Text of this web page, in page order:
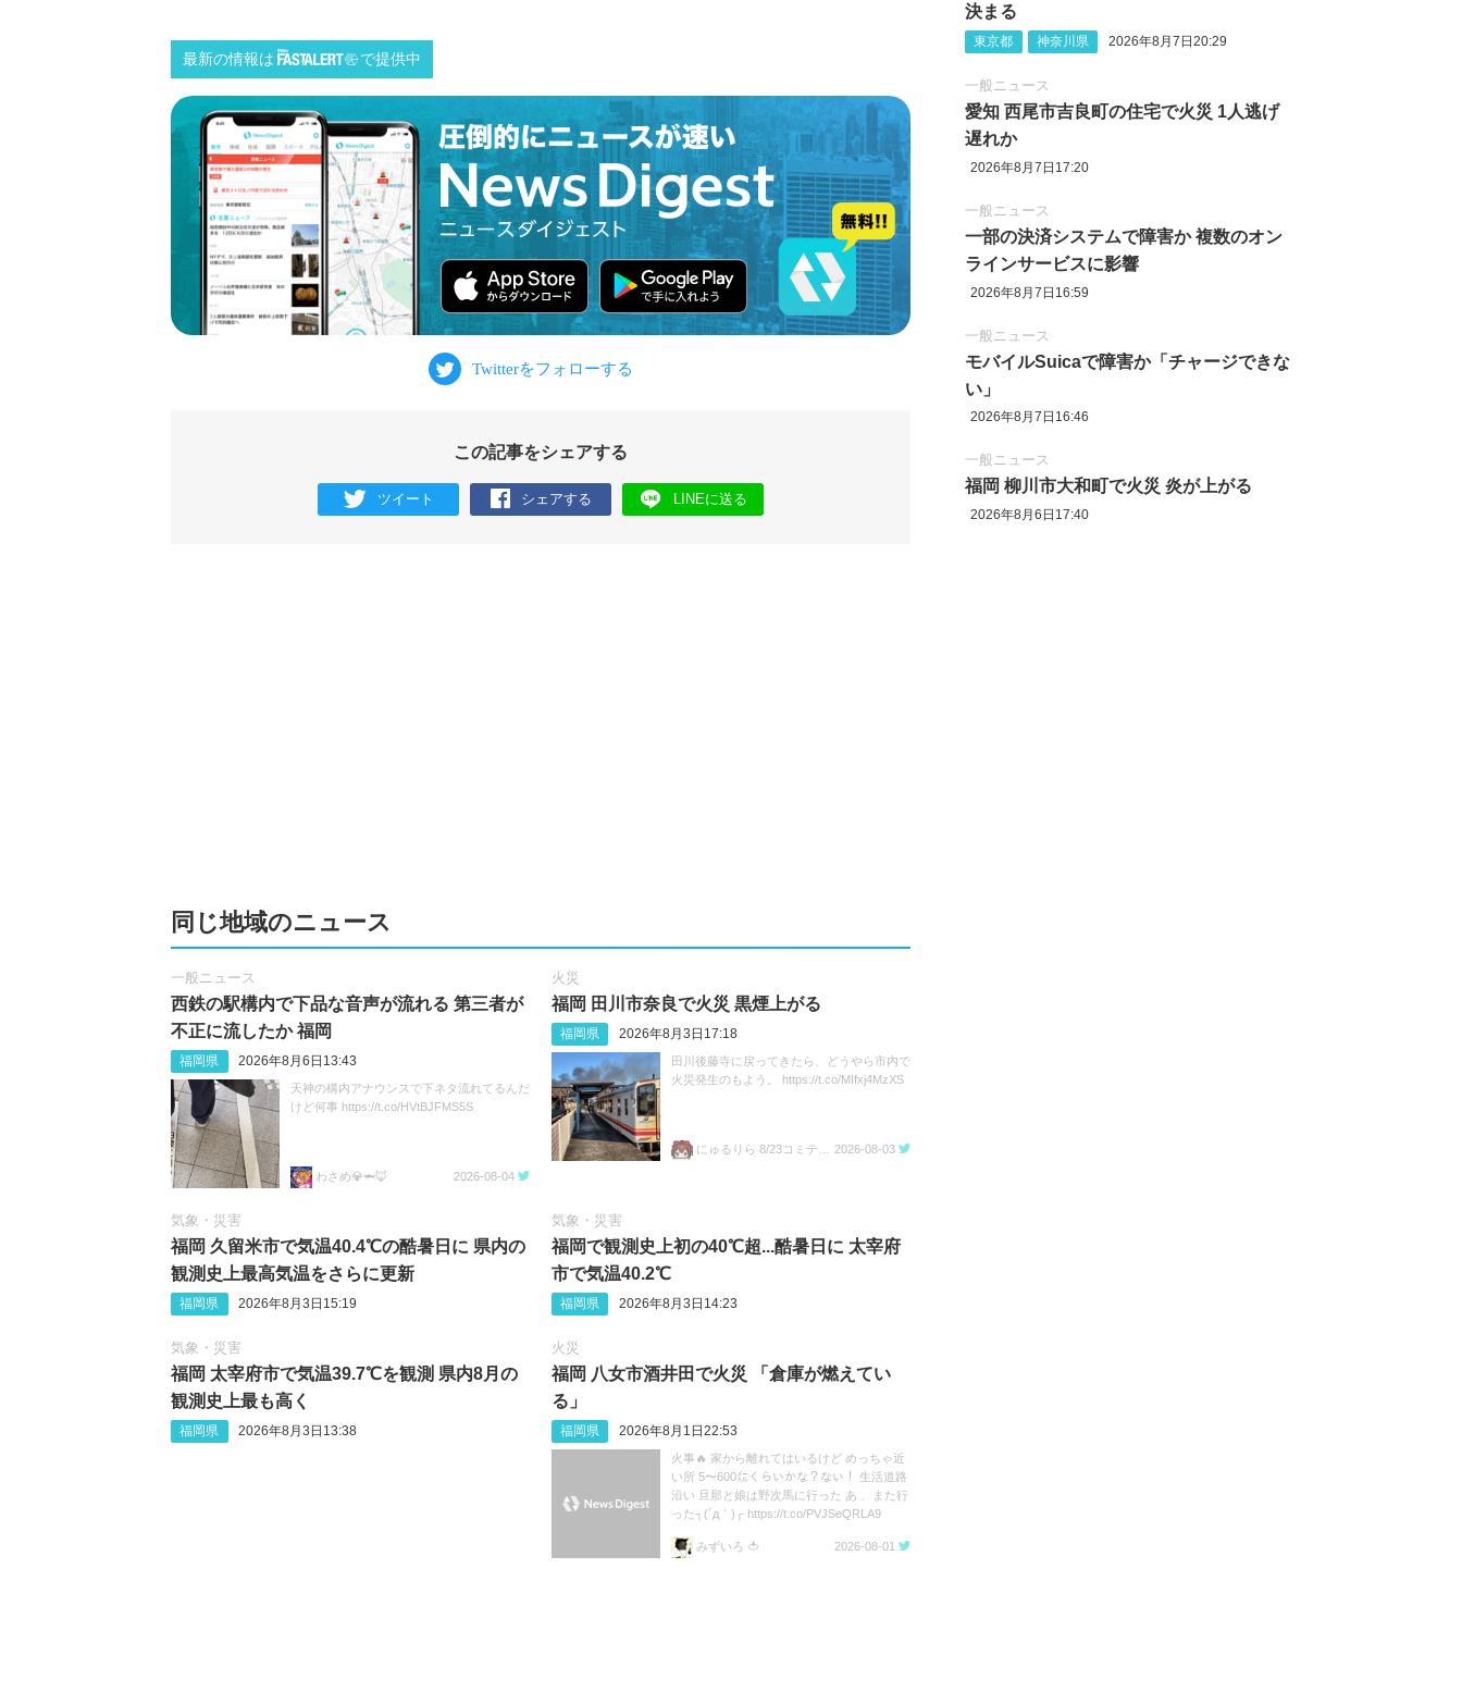
最新の情報は で提供中
この記事をシェアする
ツイート シェアする LINEに送る
同じ地域のニュース
一般ニュース
西鉄の駅構内で下品な音声が流れる 第三者が
不正に流したか 福岡
福岡県 2026年8月6日13:43
天神の構内アナウンスで下ネタ流れてるんだ
けど何事 https://t.co/HVtBJFMS5S
わさめ💎🦈🦊 2026-08-04
火災
福岡 田川市奈良で火災 黒煙上がる
福岡県 2026年8月3日17:18
田川後藤寺に戻ってきたら、どうやら市内で
火災発生のもよう。 https://t.co/MIfxj4MzXS
2026-08-03
気象・災害
福岡 久留米市で気温40.4℃の酷暑日に 県内の
観測史上最高気温をさらに更新
福岡県 2026年8月3日15:19
気象・災害
福岡で観測史上初の40℃超...酷暑日に 太宰府
市で気温40.2℃
福岡県 2026年8月3日14:23
気象・災害
福岡 太宰府市で気温39.7℃を観測 県内8月の
観測史上最も高く
福岡県 2026年8月3日13:38
火災
福岡 八女市酒井田で火災 「倉庫が燃えてい
る」
福岡県 2026年8月1日22:53
火事🔥 家から離れてはいるけど めっちゃ近
い所 5〜600㍍くらいかな？ない！ 生活道路
沿い 旦那と娘は野次馬に行った あ 、また行
った┐(´д｀)┌ https://t.co/PVJSeQRLA9
みずいろ 🍅 2026-08-01
決まる
東京都 神奈川県 2026年8月7日20:29
一般ニュース
愛知 西尾市吉良町の住宅で火災 1人逃げ
遅れか
2026年8月7日17:20
一般ニュース
一部の決済システムで障害か 複数のオン
ラインサービスに影響
2026年8月7日16:59
一般ニュース
モバイルSuicaで障害か「チャージできな
い」
2026年8月7日16:46
一般ニュース
福岡 柳川市大和町で火災 炎が上がる
2026年8月6日17:40